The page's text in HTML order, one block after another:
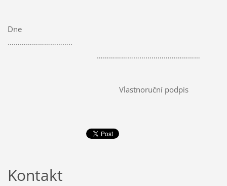
Dne
…………………………..
……………………………………………
Vlastnoruční podpis
Kontakt